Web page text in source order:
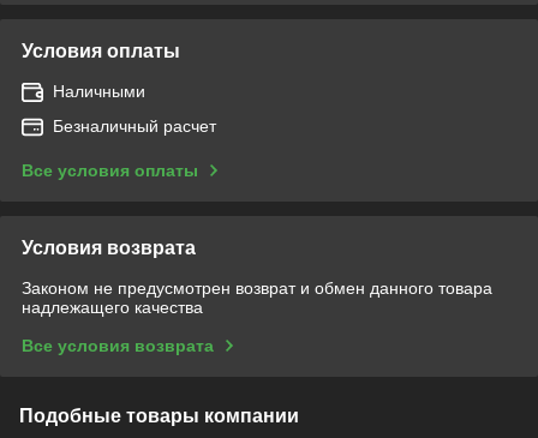
Условия оплаты
Наличными
Безналичный расчет
Все условия оплаты
Условия возврата
Законом не предусмотрен возврат и обмен данного товара
надлежащего качества
Все условия возврата
Подобные товары компании